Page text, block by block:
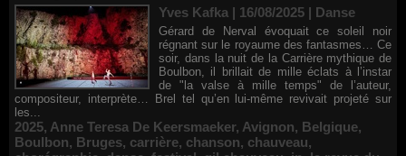
Yves Kafka | 16/08/2025 | Danse
Gérard de Nerval évoquait ce soleil noir
régnant sur le royaume des fantasmes… Ce
soir, dans la nuit de la Carrière mythique de
Boulbon, il brillait de mille éclats à l’instar
de "la valse à mille temps" de l’auteur,
compositeur, interprète… Brel tel qu’en lui-même revivait projeté sur
les...
2025, Anne Teresa De Keersmaeker, Avignon, Belgique,
Boulbon, Bruges, carrière, chanson, chauveau,